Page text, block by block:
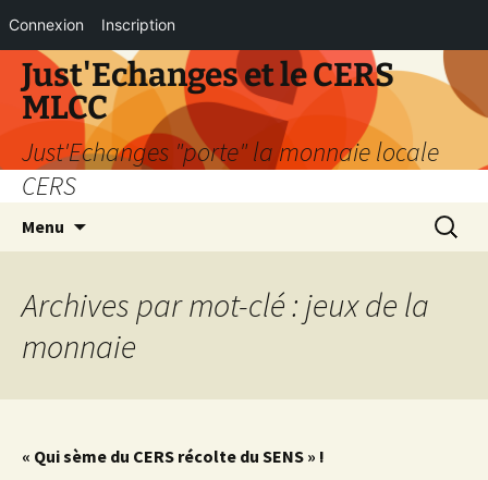
Connexion Inscription
Aller
contenu
Just'Echanges et le CERS
MLCC
Just'Echanges "porte" la monnaie locale
CERS
Menu
Archives par mot-clé : jeux de la
monnaie
« Qui sème du CERS récolte du SENS » !